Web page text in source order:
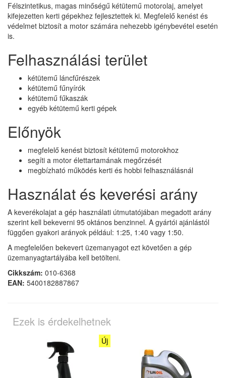
Félszintetikus, magas minőségű kétütemű motorolaj, amelyet
kifejezetten kerti gépekhez fejlesztettek ki. Megfelelő kenést és
védelmet biztosít a motor számára nehezebb igénybevétel esetén
is.
Felhasználási terület
kétütemű láncfűrészek
kétütemű fűnyírók
kétütemű fűkaszák
egyéb kétütemű kerti gépek
Előnyök
megfelelő kenést biztosít kétütemű motorokhoz
segíti a motor élettartamának megőrzését
megbízható működés kerti és hobbi felhasználásnál
Használat és keverési arány
A keverékolajat a gép használati útmutatójában megadott arány
szerint kell bekeverni 95 oktános benzinnel. A gyártói ajánlástól
függően gyakori arányok például: 1:25, 1:40 vagy 1:50.
A megfelelően bekevert üzemanyagot ezt követően a gép
üzemanyagtartályába kell betölteni.
Cikkszám: 010-6368
EAN: 5400182887867
Ezek is érdekelhetnek
Új